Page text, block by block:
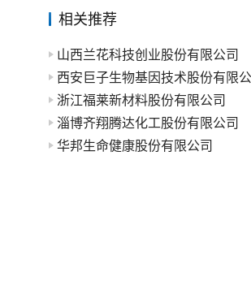
相关推荐
山西兰花科技创业股份有限公司
西安巨子生物基因技术股份有限
浙江福莱新材料股份有限公司
淄博齐翔腾达化工股份有限公司
华邦生命健康股份有限公司